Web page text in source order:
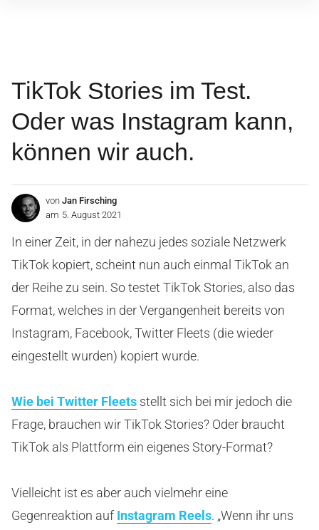
TikTok Stories im Test.
Oder was Instagram kann,
können wir auch.
von Jan Firsching
am 5. August 2021
In einer Zeit, in der nahezu jedes soziale Netzwerk
TikTok kopiert, scheint nun auch einmal TikTok an
der Reihe zu sein. So testet TikTok Stories, also das
Format, welches in der Vergangenheit bereits von
Instagram, Facebook, Twitter Fleets (die wieder
eingestellt wurden) kopiert wurde.
Wie bei Twitter Fleets stellt sich bei mir jedoch die
Frage, brauchen wir TikTok Stories? Oder braucht
TikTok als Plattform ein eigenes Story-Format?
Vielleicht ist es aber auch vielmehr eine
Gegenreaktion auf Instagram Reels. „Wenn ihr uns